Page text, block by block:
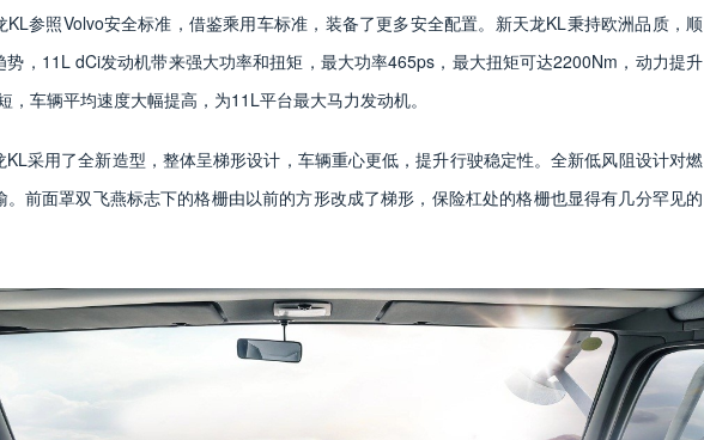
KL参照Volvo安全标准，借鉴乘用车标准，装备了更多安全配置。新天龙KL秉持欧洲品质，顺
势，11L dCi发动机带来强大功率和扭矩，最大功率465ps，最大扭矩可达2200Nm，动力提升
，车辆平均速度大幅提高，为11L平台最大马力发动机。
采用了全新造型，整体呈梯形设计，车辆重心更低，提升行驶稳定性。全新低风阻设计对燃
前面罩双飞燕标志下的格栅由以前的方形改成了梯形，保险杠处的格栅也显得有几分罕见的